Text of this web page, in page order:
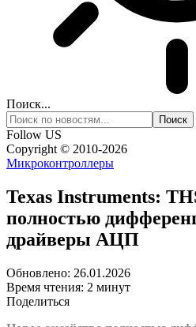
Поиск...
Follow US
Copyright © 2010-2026
Микроконтроллеры
Texas Instruments:
полностью
драйверы АЦП
Обновлено: 26.01.2026
Время чтения: 2 минут
Поделиться